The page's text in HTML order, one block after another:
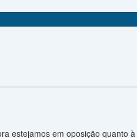
estejamos em oposição quanto